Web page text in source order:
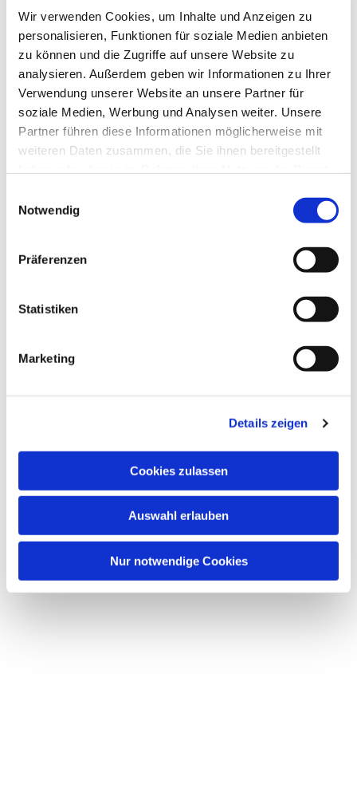
Wir verwenden Cookies, um Inhalte und Anzeigen zu
personalisieren, Funktionen für soziale Medien anbieten
zu können und die Zugriffe auf unsere Website zu
analysieren. Außerdem geben wir Informationen zu Ihrer
Verwendung unserer Website an unsere Partner für
soziale Medien, Werbung und Analysen weiter. Unsere
Partner führen diese Informationen möglicherweise mit
weiteren Daten zusammen, die Sie ihnen bereitgestellt
Notwendig
Präferenzen
Statistiken
Marketing
Details zeigen
Cookies zulassen
Auswahl erlauben
Nur notwendige Cookies